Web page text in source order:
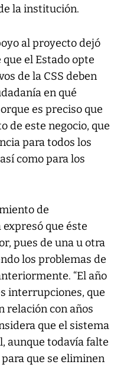
la institución.
al proyecto dejó
el Estado opte
de la CSS deben
en qué
es preciso que
de este negocio, que
para todos los
como para los
de
que éste
pues de una u otra
los problemas de
“El año
interrupciones, que
relación con años
que el sistema
aunque todavía falte
que se eliminen